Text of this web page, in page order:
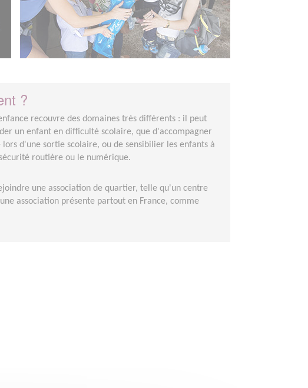
?
recouvre des domaines très différents : il peut
un enfant en difficulté scolaire, que d'accompagner
d'une sortie scolaire, ou de sensibilier les enfants à
routière ou le numérique.
une association de quartier, telle qu'un centre
association présente partout en France, comme